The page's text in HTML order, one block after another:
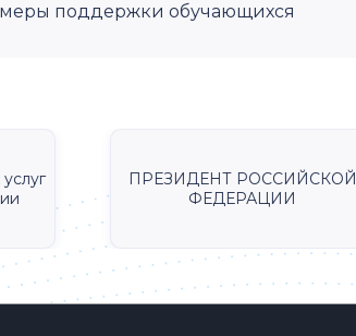
поддержки обучающихся
ПРЕЗИДЕНТ РОССИЙСКОЙ
ФЕДЕРАЦИИ